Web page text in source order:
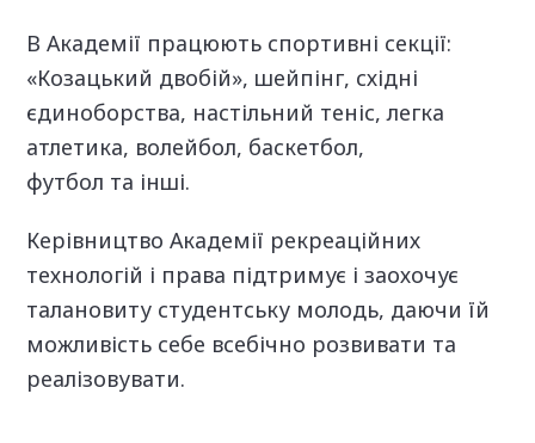
В Академії працюють спортивні секції:
«Козацький двобій», шейпінг, східні
єдиноборства, настільний теніс, легка
атлетика, волейбол, баскетбол,
футбол та інші.
Керівництво Академії рекреаційних
технологій і права підтримує і заохочує
талановиту студентську молодь, даючи їй
можливість себе всебічно розвивати та
реалізовувати.